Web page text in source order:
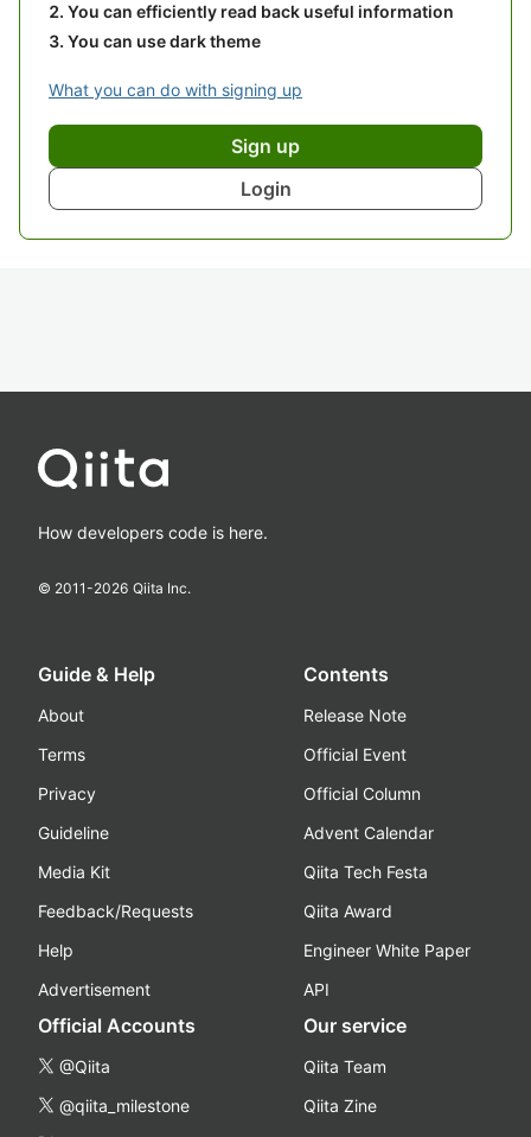
You can efficiently read back useful information
You can use dark theme
What you can do with signing up
Sign up
Login
How developers code is here.
© 2011-2026 Qiita Inc.
Guide & Help
About
Terms
Privacy
Guideline
Media Kit
Feedback/Requests
Help
Advertisement
Contents
Release Note
Official Event
Official Column
Advent Calendar
Qiita Tech Festa
Qiita Award
Engineer White Paper
API
Official Accounts
@Qiita
@qiita_milestone
Our service
Qiita Team
Qiita Zine